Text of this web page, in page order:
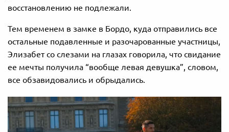
восстановлению не подлежали.
Тем временем в замке в Бордо, куда отправились все
остальные подавленные и разочарованные участницы,
Элизабет со слезами на глазах говорила, что свидание
ее мечты получила “вообще левая девушка”, словом,
все обзавидовались и обрыдались.